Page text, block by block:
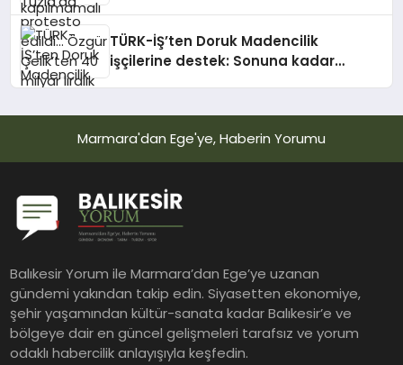
TÜRK-İŞ’ten Doruk Madencilik
işçilerine destek: Sonuna kadar
Marmara'dan Ege'ye, Haberin Yorumu
Balıkesir Yorum ile Marmara’dan Ege’ye uzanan
gündemi yakından takip edin. Siyasetten ekonomiye,
şehir yaşamından kültür-sanata kadar Balıkesir’e ve
bölgeye dair en güncel gelişmeleri tarafsız ve yorum
odaklı habercilik anlayışıyla keşfedin.